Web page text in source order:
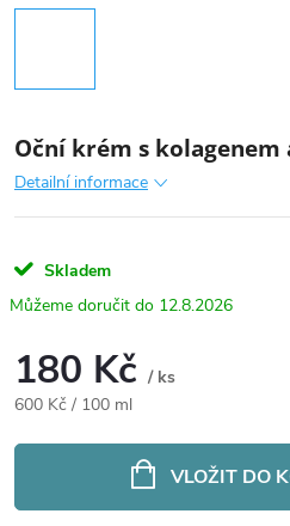
Oční krém s
Detailní informace
Skladem
12.8.2026
180 Kč / ks
Měrná
600 Kč / 100 ml
VLOŽIT DO